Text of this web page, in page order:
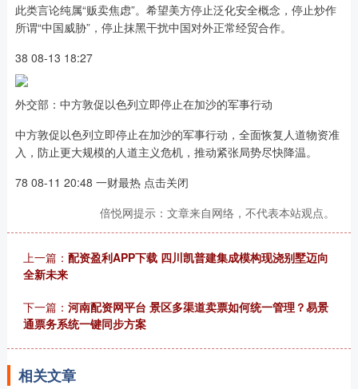
此类言论纯属“贩卖焦虑”。希望美方停止泛化安全概念，停止炒作
所谓“中国威胁”，停止抹黑干扰中国对外正常经贸合作。
38 08-13 18:27
外交部：中方敦促以色列立即停止在加沙的军事行动
中方敦促以色列立即停止在加沙的军事行动，全面恢复人道物资准
入，防止更大规模的人道主义危机，推动紧张局势尽快降温。
78 08-11 20:48 一财最热 点击关闭
倍悦网提示：文章来自网络，不代表本站观点。
上一篇： 配资盈利APP下载 四川凯普建集成模构现浇别墅迈向
全新未来
下一篇： 河南配资网平台 景区多渠道卖票如何统一管理？易景
通票务系统一键同步方案
相关文章